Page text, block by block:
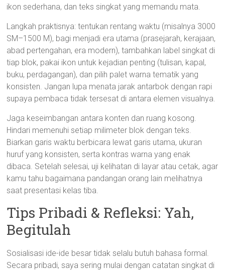
ikon sederhana, dan teks singkat yang memandu mata.
Langkah praktisnya: tentukan rentang waktu (misalnya 3000
SM–1500 M), bagi menjadi era utama (prasejarah, kerajaan,
abad pertengahan, era modern), tambahkan label singkat di
tiap blok, pakai ikon untuk kejadian penting (tulisan, kapal,
buku, perdagangan), dan pilih palet warna tematik yang
konsisten. Jangan lupa menata jarak antarbok dengan rapi
supaya pembaca tidak tersesat di antara elemen visualnya.
Jaga keseimbangan antara konten dan ruang kosong.
Hindari memenuhi setiap milimeter blok dengan teks.
Biarkan garis waktu berbicara lewat garis utama, ukuran
huruf yang konsisten, serta kontras warna yang enak
dibaca. Setelah selesai, uji kelihatan di layar atau cetak, agar
kamu tahu bagaimana pandangan orang lain melihatnya
saat presentasi kelas tiba.
Tips Pribadi & Refleksi: Yah,
Begitulah
Sosialisasi ide-ide besar tidak selalu butuh bahasa formal.
Secara pribadi, saya sering mulai dengan catatan singkat di